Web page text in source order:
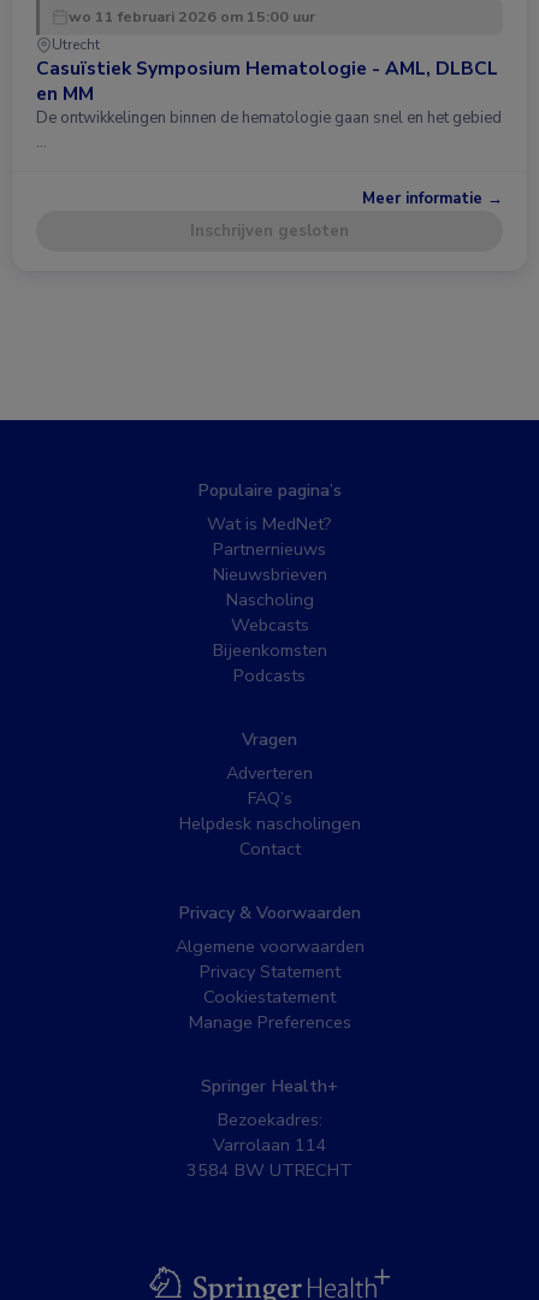
wo 11 februari 2026 om 15:00 uur
Utrecht
Casuïstiek Symposium Hematologie - AML, DLBCL
en MM
De ontwikkelingen binnen de hematologie gaan snel en het gebied
…
Meer informatie →
Inschrijven gesloten
Populaire pagina’s
Wat is MedNet?
Partnernieuws
Nieuwsbrieven
Nascholing
Webcasts
Bijeenkomsten
Podcasts
Vragen
Adverteren
FAQ’s
Helpdesk nascholingen
Contact
Privacy & Voorwaarden
Algemene voorwaarden
Privacy Statement
Cookiestatement
Manage Preferences
Springer Health+
Bezoekadres:
Varrolaan 114
3584 BW UTRECHT
BSL